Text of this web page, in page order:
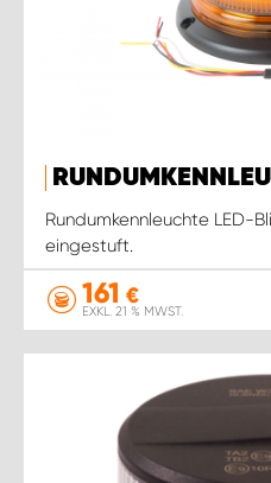
Rundumkennleuchte LED-
eingestuft.
161 €
EXKL. 21 % MWST.